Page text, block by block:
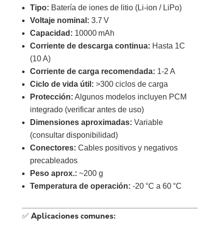
Tipo: Batería de iones de litio (Li-ion / LiPo)
Voltaje nominal: 3.7 V
Capacidad: 10000 mAh
Corriente de descarga continua: Hasta 1C
(10 A)
Corriente de carga recomendada: 1-2 A
Ciclo de vida útil: >300 ciclos de carga
Protección: Algunos modelos incluyen PCM
integrado (verificar antes de uso)
Dimensiones aproximadas: Variable
(consultar disponibilidad)
Conectores: Cables positivos y negativos
precableados
Peso aprox.: ~200 g
Temperatura de operación: -20 °C a 60 °C
✅ Aplicaciones comunes: